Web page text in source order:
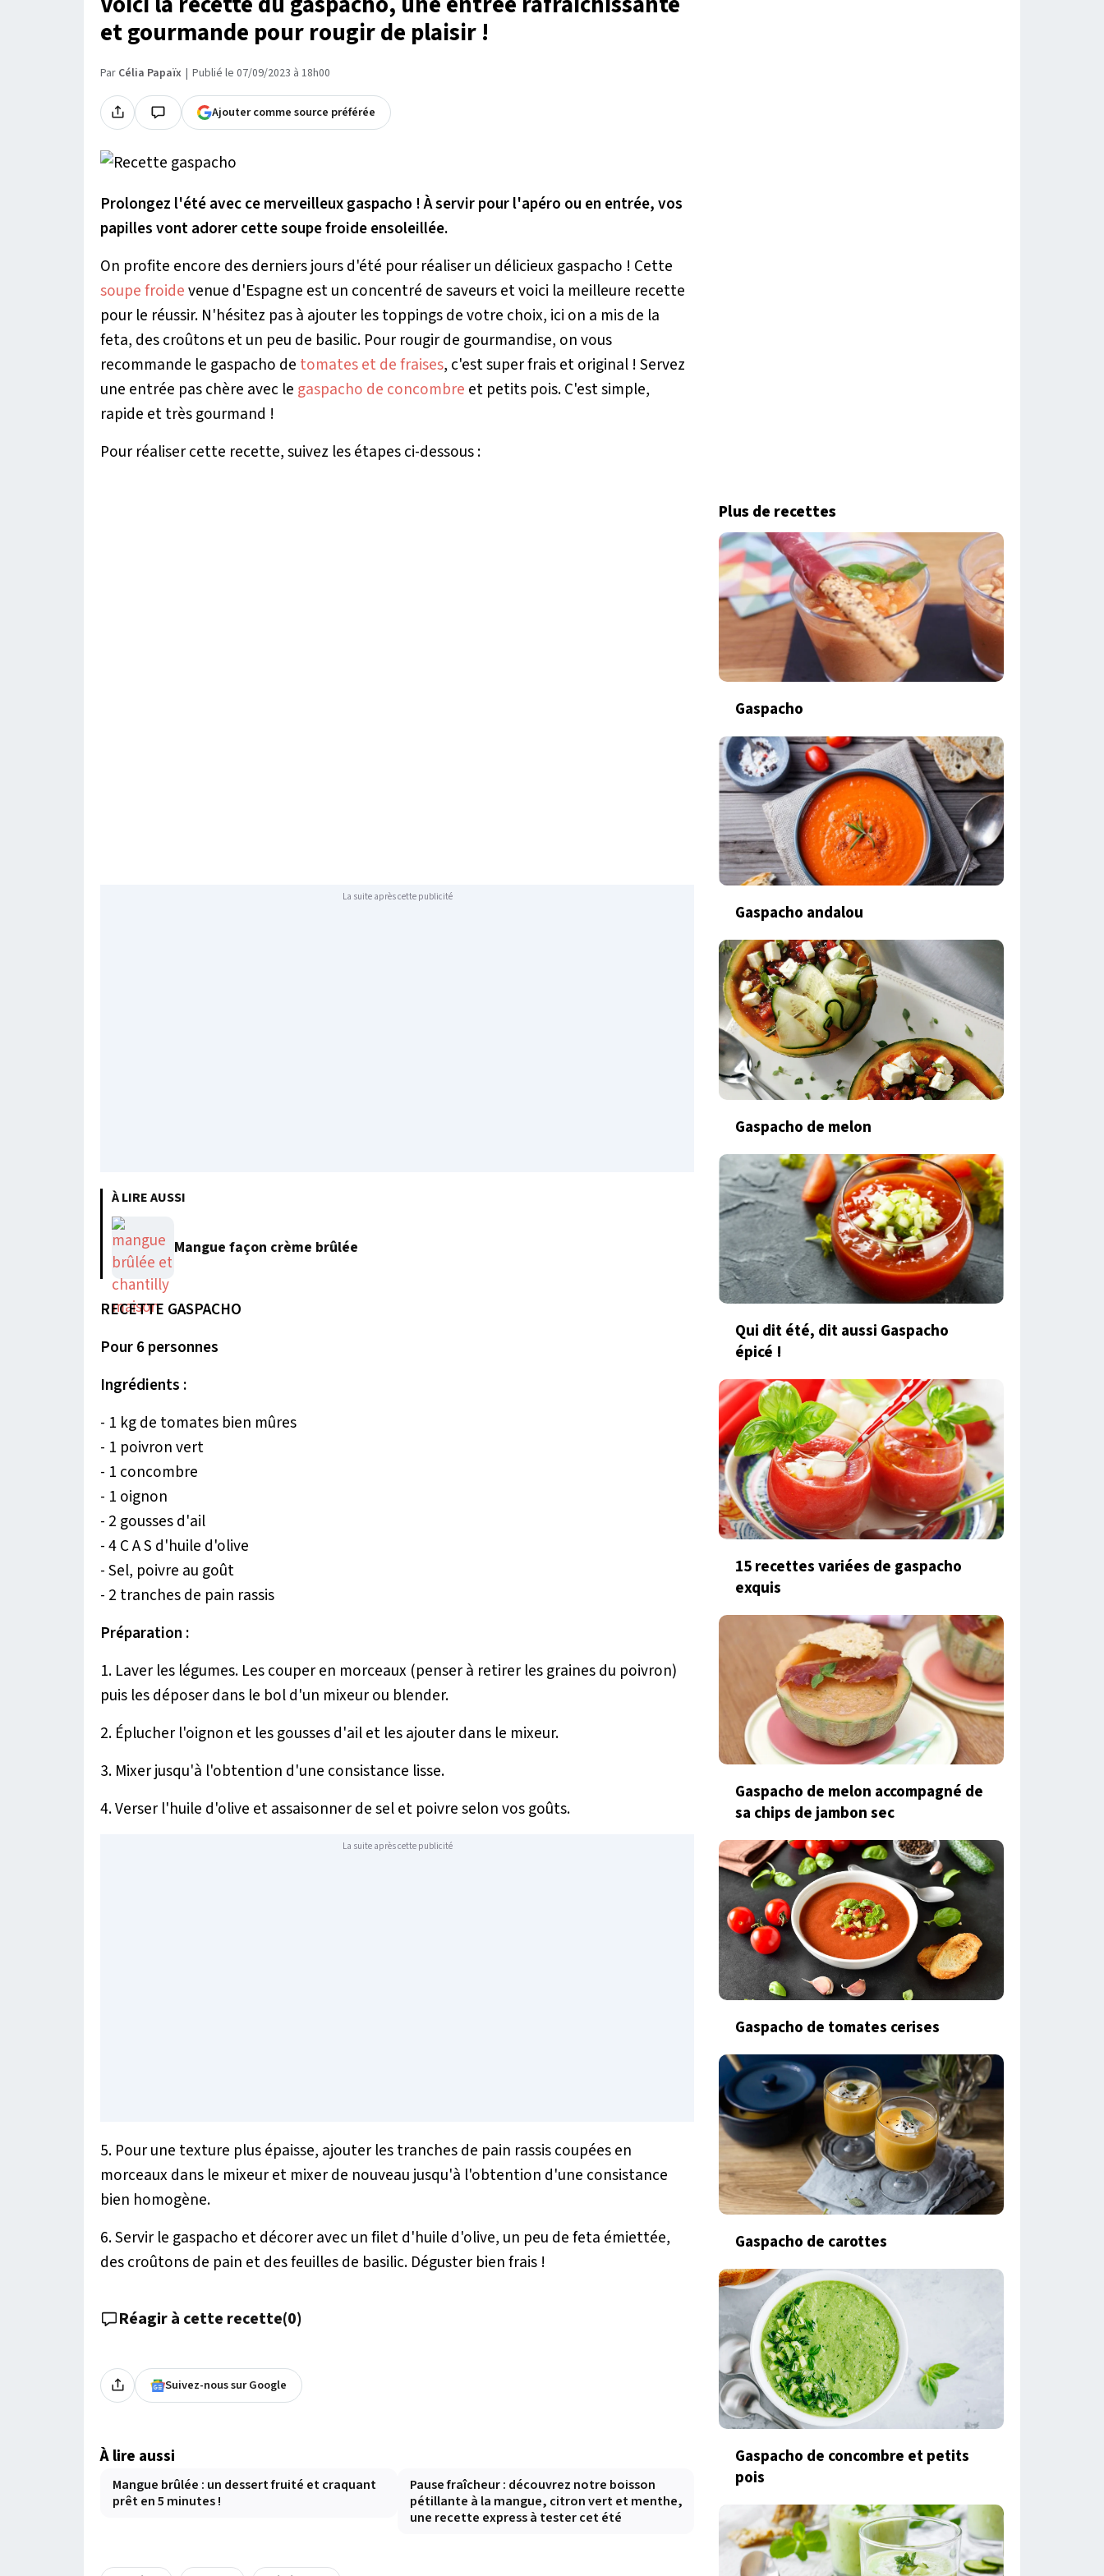
et gourmande pour rougir de plaisir !
Par Célia Papaïx Publié le 07/09/2023 à 18h00
Ajouter comme source préférée
Prolongez l'été avec ce merveilleux gaspacho ! À servir pour l'apéro ou en entrée, vos
papilles vont adorer cette soupe froide ensoleillée.
On profite encore des derniers jours d'été pour réaliser un délicieux gaspacho ! Cette
soupe froidevenue d'Espagne est un concentré de saveurs et voici la meilleure recette
pour le réussir. N'hésitez pas à ajouter les toppings de votre choix, ici on a mis de la
feta, des croûtons et un peu de basilic. Pour rougir de gourmandise, on vous
recommande le gaspacho de tomates et de fraises, c'est super frais et original ! Servez
une entrée pas chère avec le gaspacho de concombre et petits pois. C'est simple,
rapide et très gourmand !
Pour réaliser cette recette, suivez les étapes ci-dessous :
La suite après cette publicité
À LIRE AUSSI
Mangue façon crème brûlée
RECETTE GASPACHO
Pour 6 personnes
Ingrédients :
- 1 kg de tomates bien mûres
- 1 poivron vert
- 1 concombre
- 1 oignon
- 2 gousses d'ail
- 4 C A S d'huile d'olive
- Sel, poivre au goût
- 2 tranches de pain rassis
Préparation :
1. Laver les légumes. Les couper en morceaux (penser à retirer les graines du poivron)
puis les déposer dans le bol d'un mixeur ou blender.
2. Éplucher l'oignon et les gousses d'ail et les ajouter dans le mixeur.
3. Mixer jusqu'à l'obtention d'une consistance lisse.
4. Verser l'huile d'olive et assaisonner de sel et poivre selon vos goûts.
La suite après cette publicité
5. Pour une texture plus épaisse, ajouter les tranches de pain rassis coupées en
morceaux dans le mixeur et mixer de nouveau jusqu'à l'obtention d'une consistance
bien homogène.
6. Servir le gaspacho et décorer avec un filet d'huile d'olive, un peu de feta émiettée,
des croûtons de pain et des feuilles de basilic. Déguster bien frais !
Réagir à cette recette(0)
Suivez-nous sur Google
À lire aussi
Mangue brûlée : un dessert fruité et craquant
prêt en 5 minutes !
Pause fraîcheur : découvrez notre boisson
pétillante à la mangue, citron vert et menthe,
une recette express à tester cet été
Plus de recettes
Gaspacho
Gaspacho andalou
Gaspacho de melon
Qui dit été, dit aussi Gaspacho
épicé !
15 recettes variées de gaspacho
exquis
Gaspacho de melon accompagné de
sa chips de jambon sec
Gaspacho de tomates cerises
Gaspacho de carottes
Gaspacho de concombre et petits
pois